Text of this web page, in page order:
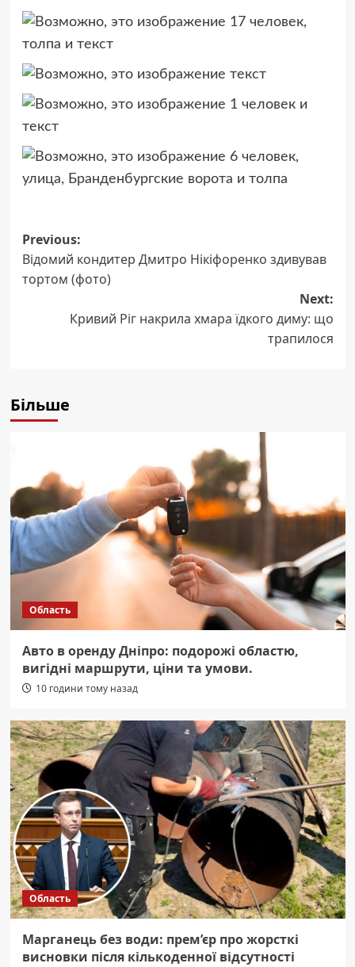
Post
navigation
Previous:
Відомий кондитер Дмитро Нікіфоренко здивував
тортом (фото)
Next:
Кривий Ріг накрила хмара їдкого диму: що
трапилося
Більше
Область
Авто в оренду Дніпро: подорожі областю,
вигідні маршрути, ціни та умови.
10 години тому назад
Область
Марганець без води: прем’єр про жорсткі
висновки після кількоденної відсутності